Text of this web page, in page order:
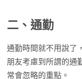
二、通勤
通勤時間就不用說了
朋友考慮到所謂的通
常會忽略的重點。